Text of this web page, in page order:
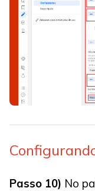
Passo 10) No